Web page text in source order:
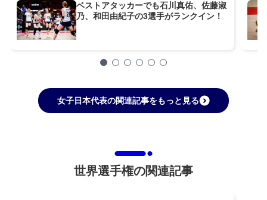
ベストアタッカーでも石川真佑、佐藤淑
乃、和田由紀子の3選手がランクイン！
女子日本代表の関連記事をもっと見る
世界選手権の関連記事